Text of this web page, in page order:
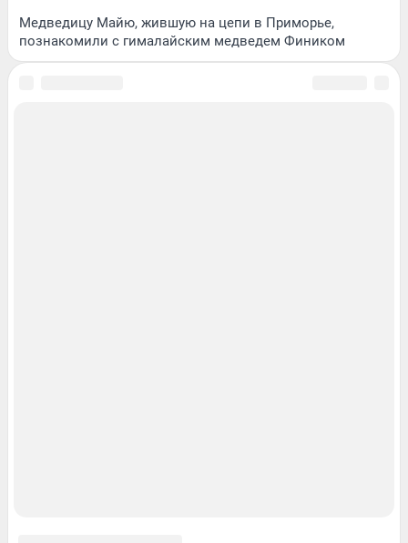
Медведицу Майю, жившую на цепи в Приморье,
познакомили с гималайским медведем Фиником